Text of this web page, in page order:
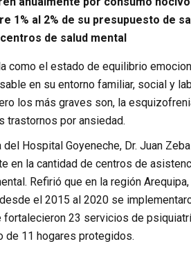
1% al 2% de su presupuesto de
de salud mental
como el estado de equilibrio
en su entorno familiar, social y
los más graves son, la
trastornos por ansiedad.
Hospital Goyeneche, Dr. Juan
en la cantidad de centros de
Refirió que en la región
el 2015 al 2020 se
23 servicios de
de 11 hogares protegidos.